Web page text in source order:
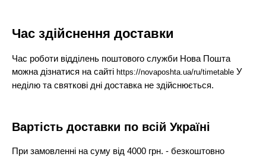
Час здійснення доставки
Час роботи відділень поштового служби Нова Пошта
можна дізнатися на сайтіhttps://novaposhta.ua/ru/timetable У
неділю та святкові дні доставка не здійснюється.
Вартість доставки по всій Україні
При замовленні на суму від 4000 грн. - безкоштовно